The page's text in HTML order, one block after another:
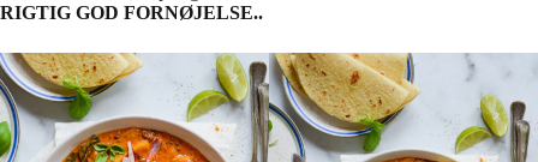
RIGTIG GOD FORNØJELSE..